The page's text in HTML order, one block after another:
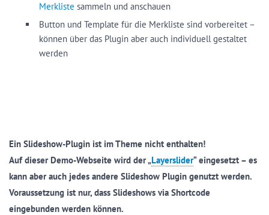
Merkliste sammeln und anschauen
Button und Template für die Merkliste sind vorbereitet –
können über das Plugin aber auch individuell gestaltet
werden
Ein Slideshow-Plugin ist im Theme nicht enthalten!
Auf dieser Demo-Webseite wird der „Layerslider“ eingesetzt – es
kann aber auch jedes andere Slideshow Plugin genutzt werden.
Voraussetzung ist nur, dass Slideshows via Shortcode
eingebunden werden können.